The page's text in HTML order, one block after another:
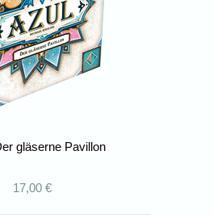
gläserne Pavillon
17,00 €